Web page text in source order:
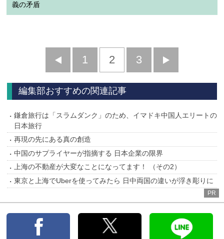
義の矛盾
前
へ
1 2 3
へ
編集部おすすめの関連記事
鎌倉旅行は「スラムダンク」のため、イマドキ中国人エリートの
日本旅行
再現の先にある真の創造
中国のサプライヤーが指摘する 日本企業の限界
上海の不動産が大変なことになってます！ （その2）
東京と上海でUberを使ってみたら 日中両国の違いが浮き彫りに
PR